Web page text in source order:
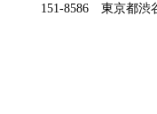
151-8586 東京都渋